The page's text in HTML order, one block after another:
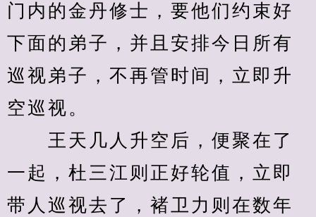
门内的金丹修士，要他们约束好
下面的弟子，并且安排今日所有
巡视弟子，不再管时间，立即升
空巡视。
王天几人升空后，便聚在了
一起，杜三江则正好轮值，立即
带人巡视去了，褚卫力则在数年